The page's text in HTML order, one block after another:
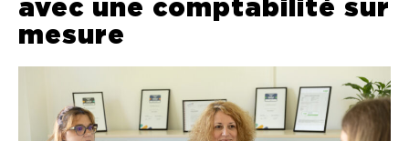
avec une comptabilité sur
mesure